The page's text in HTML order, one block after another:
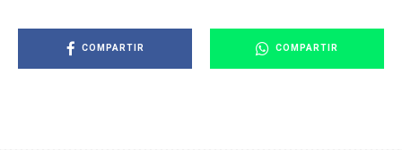
COMPARTIR COMPARTIR